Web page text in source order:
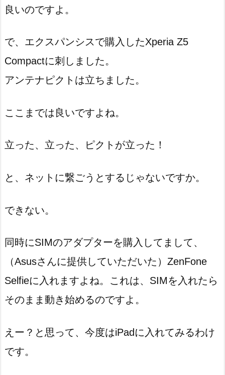
良いのですよ。
で、エクスパンシスで購入したXperia Z5
Compactに刺しました。
アンテナピクトは立ちました。
ここまでは良いですよね。
立った、立った、ピクトが立った！
と、ネットに繋ごうとするじゃないですか。
できない。
同時にSIMのアダプターを購入してまして、
（Asusさんに提供していただいた）ZenFone
Selfieに入れますよね。これは、SIMを入れたら
そのまま動き始めるのですよ。
えー？と思って、今度はiPadに入れてみるわけ
です。